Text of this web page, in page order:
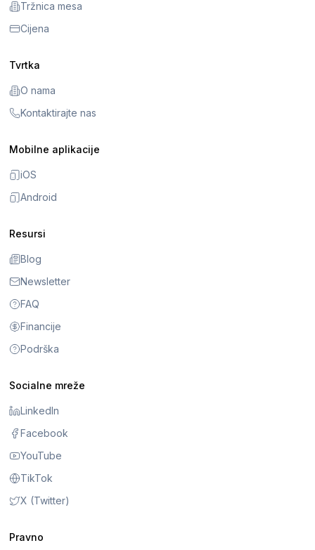
Tržnica mesa
Cijena
Tvrtka
O nama
Kontaktirajte nas
Mobilne aplikacije
iOS
Android
Resursi
Blog
Newsletter
FAQ
Financije
Podrška
Socialne mreže
LinkedIn
Facebook
YouTube
TikTok
X (Twitter)
Pravno